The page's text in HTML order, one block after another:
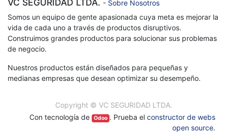
VC SEGURIDAD LTDA. - Sobre Nosotros
Somos un equipo de gente apasionada cuya meta es mejorar la
vida de cada uno a través de productos disruptivos.
Construimos grandes productos para solucionar sus problemas
de negocio.
Nuestros productos están diseñados para pequeñas y
medianas empresas que desean optimizar su desempeño.
Copyright © VC SEGURIDAD LTDA.
Con tecnología de
Odoo . Prueba el constructor de webs
open source.